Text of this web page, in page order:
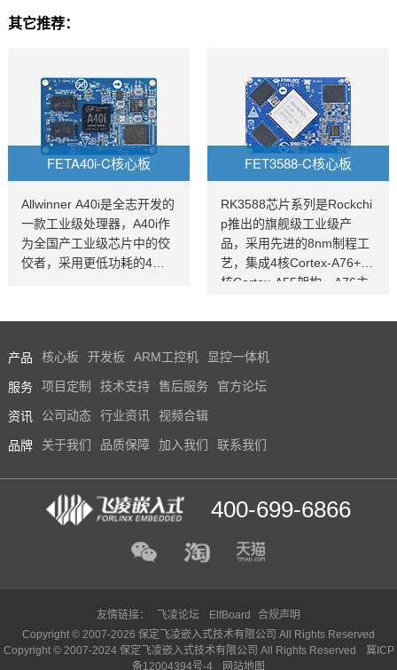
其它推荐：
FETA40i-C核心板
Allwinner A40i是全志开发的
一款工业级处理器，A40i作
为全国产工业级芯片中的佼
佼者，采用更低功耗的4核A
功耗超高性能CPU主芯片。
0i芯片参数、原理图、datas
heet规格书推出了以FETA4
产工业级嵌入式计算机板
卡，并提供了用于评估的A4
FET3588-C核心板
RK3588芯片系列是Rockchi
p推出的旗舰级工业级产
品，采用先进的8nm制程工
艺，集成4核Cortex-A76+4
核Cortex-A55架构，A76主
高达1.8GHz，能够提供强大
-C核心板经过了严苛的环境
温度测试和压力测试，确保
k3588开发套件充分评估和
产品 核心板 开发板 ARM工控机 显控一体机
服务 项目定制 技术支持 售后服务 官方论坛
资讯 公司动态 行业资讯 视频合辑
品牌 关于我们 品质保障 加入我们 联系我们
400-699-6866
友情链接： 飞凌论坛 ElfBoard
合规声明
Copyright © 2007-2026 保定飞凌嵌入式技术有限公司 All Rights Reserved
Copyright © 2007-2024 保定飞凌嵌入式技术有限公司 All Rights Reserved
冀ICP
备12004394号-4
网站地图